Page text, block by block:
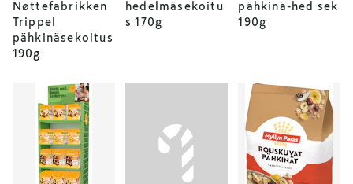
Nøttefabrikken
Trippel
pähkinäsekoitus
190g
hedelmäsekoitu
s 170g
pähkinä-hed sek
190g